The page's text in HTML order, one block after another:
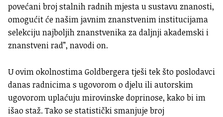
povećani broj stalnih radnih mjesta u sustavu znanosti,
omogućit će našim javnim znanstvenim institucijama
selekciju najboljih znanstvenika za daljnji akademski i
znanstveni rad”, navodi on.
U ovim okolnostima Goldbergera tješi tek što poslodavci
danas radnicima s ugovorom o djelu ili autorskim
ugovorom uplaćuju mirovinske doprinose, kako bi im
išao staž. Tako se statistički smanjuje broj